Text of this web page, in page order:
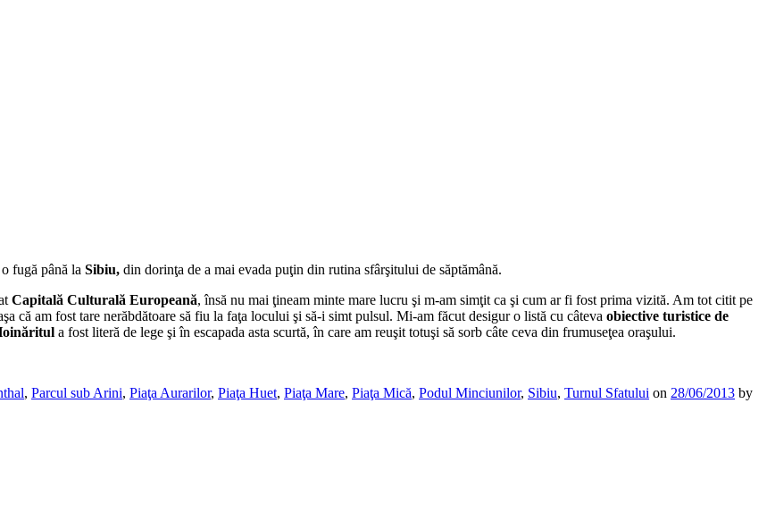
fugă până la Sibiu, din dorinţa de a mai evada puţin din rutina sfârşitului de săptămână.
Capitală Culturală Europeană, însă nu mai ţineam minte mare lucru şi m-am simţit ca şi cum ar fi fost prima vizită. Am tot citit pe
că am fost tare nerăbdătoare să fiu la faţa locului şi să-i simt pulsul. Mi-am făcut desigur o listă cu câteva obiective turistice de
a fost literă de lege şi în escapada asta scurtă, în care am reuşit totuşi să sorb câte ceva din frumuseţea oraşului.
, Parcul sub Arini, Piaţa Aurarilor, Piaţa Huet, Piaţa Mare, Piaţa Mică, Podul Minciunilor, Sibiu, Turnul Sfatului on 28/06/2013 by